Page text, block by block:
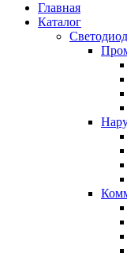
Главная
Каталог